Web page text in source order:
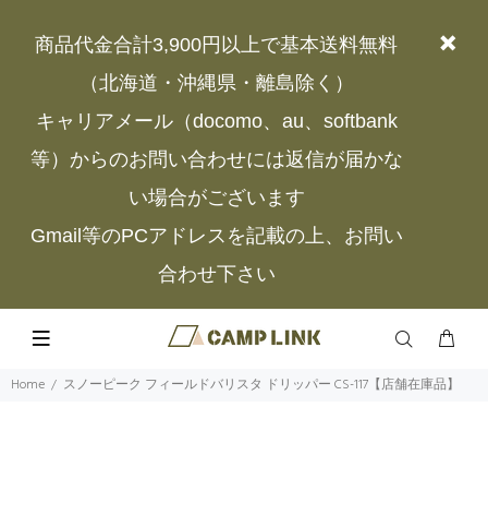
商品代金合計3,900円以上で基本送料無料
（北海道・沖縄県・離島除く）
キャリアメール（docomo、au、softbank
等）からのお問い合わせには返信が届かな
い場合がございます
Gmail等のPCアドレスを記載の上、お問い
合わせ下さい
Home スノーピーク フィールドバリスタ ドリッパー CS-117【店舗在庫品】